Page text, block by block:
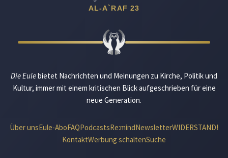
AL-A`RAF 23
Die Eulebietet Nachrichten und Meinungen zu Kirche, Politik und
Kultur, immer mit einem kritischen Blick aufgeschrieben für eine
neue Generation.
Über unsEule-AboFAQPodcastsRe:mindNewsletterWIDERSTAND!
KontaktWerbung schaltenSuche